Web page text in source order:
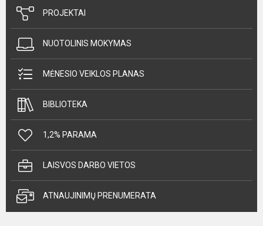
PROJEKTAI
NUOTOLINIS MOKYMAS
MĖNESIO VEIKLOS PLANAS
BIBLIOTEKA
1,2% PARAMA
LAISVOS DARBO VIETOS
ATNAUJINIMŲ PRENUMERATA